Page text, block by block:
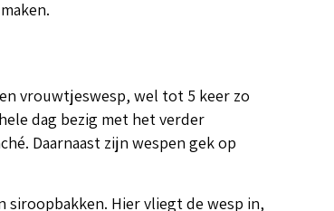
vrouwtjeswesp, wel tot 5 keer zo
dag bezig met het verder
Daarnaast zijn wespen gek op
Hier vliegt de wesp in,